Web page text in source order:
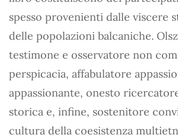
spesso provenienti dalle viscere
delle popolazioni balcaniche.
testimone e osservatore non
perspicacia, affabulatore
appassionante, onesto
storica e, infine, sostenitore
cultura della coesistenza